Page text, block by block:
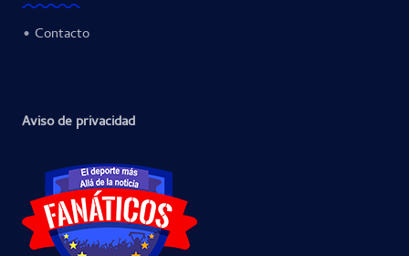
• Contacto
Aviso de privacidad